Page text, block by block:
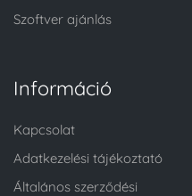
Szoftver ajánlás
Információ
Kapcsolat
Adatkezelési tájékoztató
Általános szerződési